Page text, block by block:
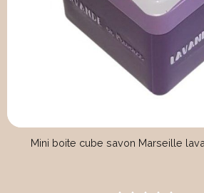
Mini boite cube savon Marseille